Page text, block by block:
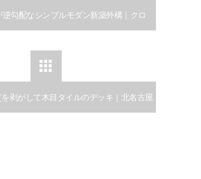
勾配なシンプルモダン新築外構｜クロ

剥がして木目タイルのデッキ｜北名古屋